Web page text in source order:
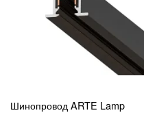
Шинопровод ARTE Lamp